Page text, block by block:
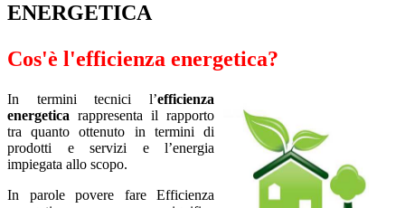
ENERGETICA
Cos'è l'efficienza energetica?
In termini tecnici l’efficienza
energetica rappresenta il rapporto
tra quanto ottenuto in termini di
prodotti e servizi e l’energia
impiegata allo scopo.
In parole povere fare Efficienza